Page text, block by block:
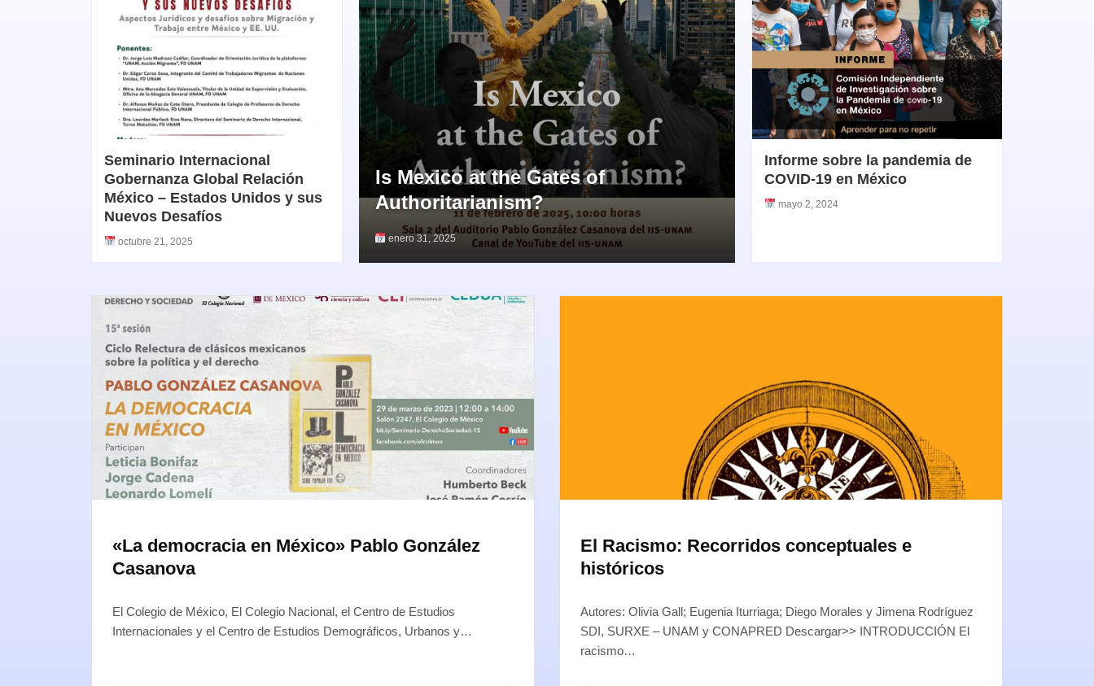
Seminario Internacional
Gobernanza Global Relación
México – Estados Unidos y sus
Nuevos Desafíos
octubre 21, 2025
Is Mexico at the Gates of
Authoritarianism?
enero 31, 2025
Informe sobre la pandemia de
COVID-19 en México
mayo 2, 2024
«La democracia en México» Pablo González
Casanova
El Colegio de México, El Colegio Nacional, el Centro de Estudios
Internacionales y el Centro de Estudios Demográficos, Urbanos y…
El Racismo: Recorridos conceptuales e
históricos
Autores: Olivia Gall; Eugenia Iturriaga; Diego Morales y Jimena Rodríguez
SDI, SURXE – UNAM y CONAPRED Descargar>> INTRODUCCIÓN El
racismo…